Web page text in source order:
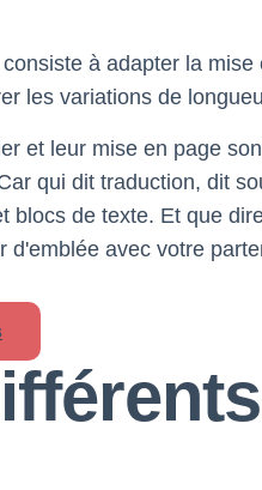
à adapter la
les variations de
et leur mise en page
qui dit traduction, dit
blocs de texte. Et que
d'emblée avec votre